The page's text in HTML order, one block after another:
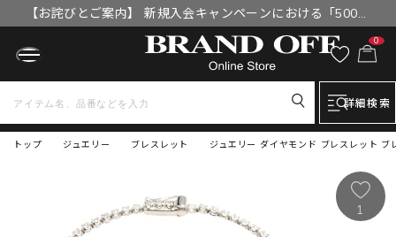
【お詫びとご案内】 新規入会キャンペーンにおける「500円
OFFクーポン」付与漏れと補填について
0
詳細検索
トップ ジュエリー ダイヤモンド ブレスレット
ジュエリー ブレスレット
1